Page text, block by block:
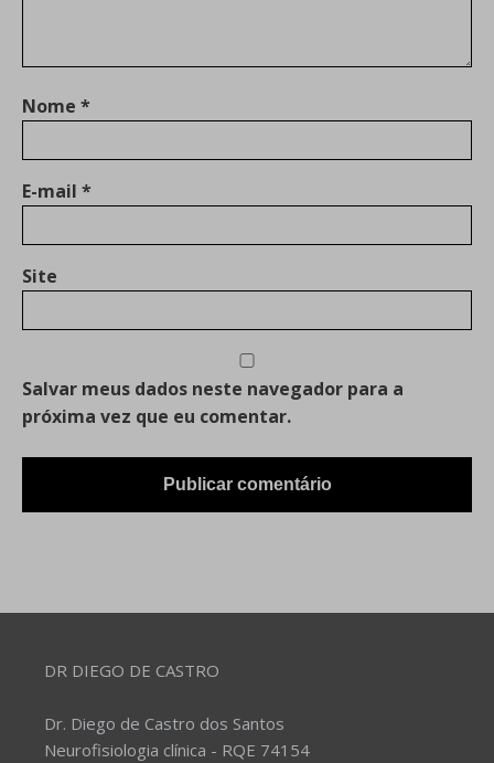
Nome *
E-mail *
Site
Salvar meus dados neste navegador para a
próxima vez que eu comentar.
DR DIEGO DE CASTRO
Dr. Diego de Castro dos Santos
Neurofisiologia clínica - RQE 74154